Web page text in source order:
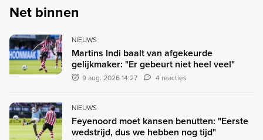
Net binnen
NIEUWS
Martins Indi baalt van afgekeurde
gelijkmaker: "Er gebeurt niet heel veel"
9 aug. 2026 14:27 4 reacties
NIEUWS
Feyenoord moet kansen benutten: "Eerste
wedstrijd, dus we hebben nog tijd"